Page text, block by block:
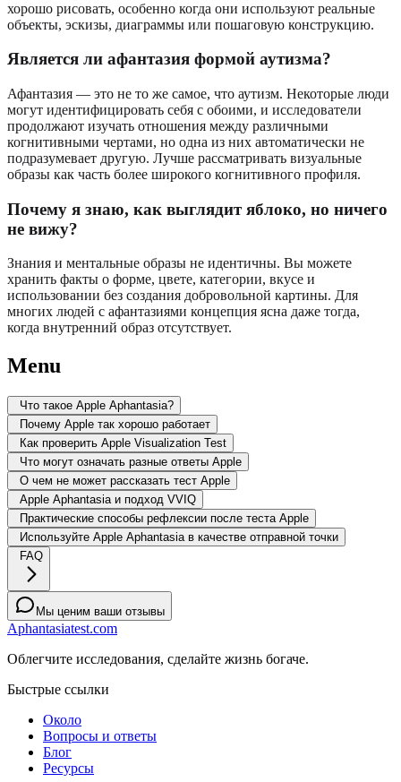
хорошо рисовать, особенно когда они используют реальные
объекты, эскизы, диаграммы или пошаговую конструкцию.
Является ли афантазия формой аутизма?
Афантазия — это не то же самое, что аутизм. Некоторые люди
могут идентифицировать себя с обоими, и исследователи
продолжают изучать отношения между различными
когнитивными чертами, но одна из них автоматически не
подразумевает другую. Лучше рассматривать визуальные
образы как часть более широкого когнитивного профиля.
Почему я знаю, как выглядит яблоко, но ничего
не вижу?
Знания и ментальные образы не идентичны. Вы можете
хранить факты о форме, цвете, категории, вкусе и
использовании без создания добровольной картины. Для
многих людей с афантазиями концепция ясна даже тогда,
когда внутренний образ отсутствует.
Menu
Что такое Apple Aphantasia?
Почему Apple так хорошо работает
Как проверить Apple Visualization Test
Что могут означать разные ответы Apple
О чем не может рассказать тест Apple
Apple Aphantasia и подход VVIQ
Практические способы рефлексии после теста Apple
Используйте Apple Aphantasia в качестве отправной точки
FAQ
Мы ценим ваши отзывы
Aphantasiatest.com
Облегчите исследования, сделайте жизнь богаче.
Быстрые ссылки
Около
Вопросы и ответы
Блог
Ресурсы